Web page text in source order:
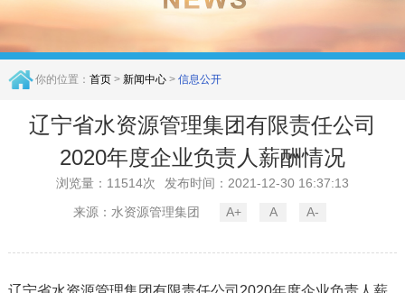
你的位置： 首页> 新闻中心> 信息公开
辽宁省水资源管理集团有限责任公司
2020年度企业负责人薪酬情况
浏览量：11514次
发布时间：2021-12-30 16:37:13
来源：水资源管理集团
A+ A A-